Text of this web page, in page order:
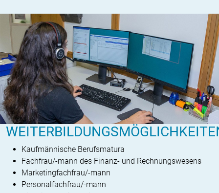
Kaufmännische Berufsmatura
Fachfrau/-mann des Finanz- und Rechnungswesens
Marketingfachfrau/-mann
Personalfachfrau/-mann